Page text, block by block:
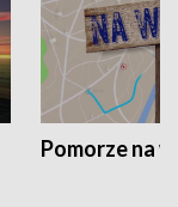
Pomorze na